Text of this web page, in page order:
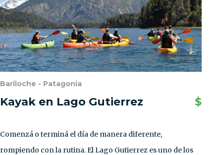
Bariloche - Patagonia
Kayak en Lago Gutierrez $
Comenzá o terminá el día de manera diferente,
rompiendo con la rutina. El Lago Gutierrez es uno de los